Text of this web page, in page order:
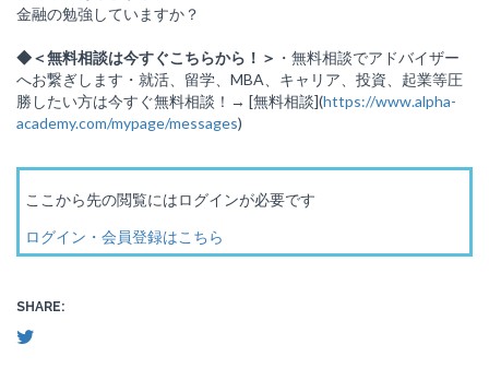
金融の勉強していますか？
◆＜無料相談は今すぐこちらから！＞ ・無料相談でアドバイザー
へお繋ぎします・就活、留学、MBA、キャリア、投資、起業等圧
勝したい方は今すぐ無料相談！→ [無料相談](https://www.alpha-
academy.com/mypage/messages)
ここから先の閲覧にはログインが必要です
ログイン・会員登録はこちら
SHARE: